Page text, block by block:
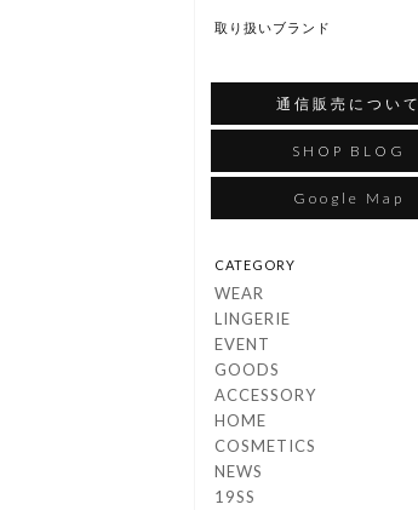
取り扱いブランド
通信販売について
SHOP BLOG
Google Map
CATEGORY
WEAR
LINGERIE
EVENT
GOODS
ACCESSORY
HOME
COSMETICS
NEWS
19SS